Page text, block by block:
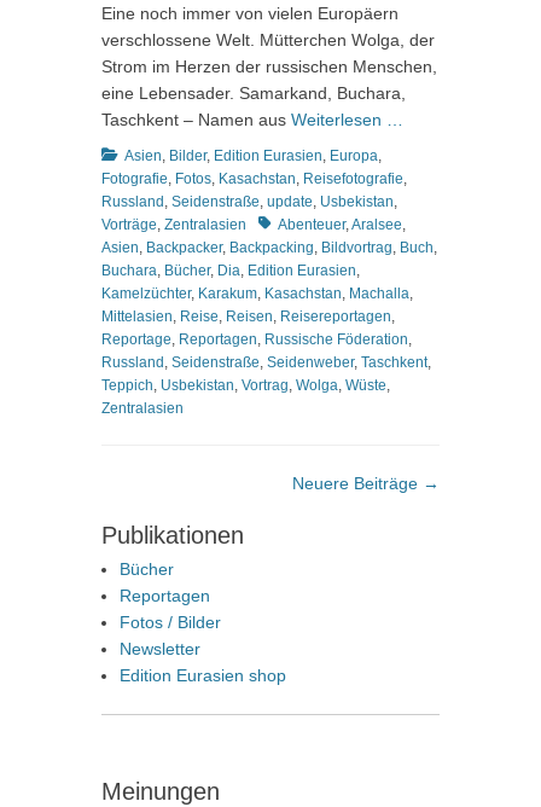
Eine noch immer von vielen Europäern
verschlossene Welt. Mütterchen Wolga, der
Strom im Herzen der russischen Menschen,
eine Lebensader. Samarkand, Buchara,
Taschkent – Namen aus Weiterlesen …
Kategorien
Asien, Bilder, Edition Eurasien, Europa,
Fotografie, Fotos, Kasachstan, Reisefotografie,
Russland , Seidenstraße, update, Usbekistan,
Vorträge, Zentralasien Schlagworte
Abenteuer,Aralsee,
Asien, Backpacker, Backpacking, Bildvortrag, Buch,
Buchara, Bücher, Dia, Edition Eurasien,
Kamelzüchter, Karakum, Kasachstan, Machalla,
Mittelasien, Reise, Reisen, Reisereportagen,
Reportage, Reportagen, Russische Föderation,
Russland , Seidenstraße, Seidenweber, Taschkent,
Teppich, Usbekistan, Vortrag, Wolga, Wüste,
Zentralasien
Neuere Beiträge →
Publikationen
Bücher
Reportagen
Fotos / Bilder
Newsletter
Edition Eurasien shop
Meinungen